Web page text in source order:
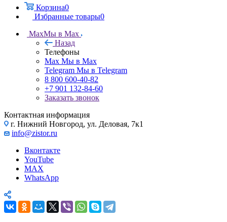
Корзина0
Избранные товары0
MaxМы в Max
Назад
Телефоны
Max Мы в Max
Telegram Мы в Telegram
8 800 600-40-82
+7 901 132-84-60
Заказать звонок
Контактная информация
г. Нижний Новгород, ул. Деловая, 7к1
info@zistor.ru
Вконтакте
YouTube
MAX
WhatsApp